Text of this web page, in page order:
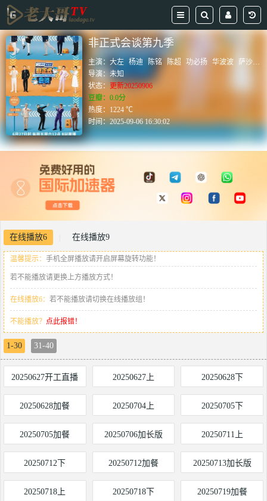
非正式会谈第九季
主演：大左 杨迪 陈铭 陈超 功必扬 华波波 萨沙
钟
导演：未知
状态： 更新20250906
豆瓣：0.0分
热度：1224 ℃
时间：2025-09-06 16:30:02
在线播放6 在线播放9
温馨提示： 手机全屏播放请开启屏幕旋转功能！
若不能播放请更换上方播放方式！
在线播放6： 若不能播放请切换在线播放组！
不能播放？ 点此报错！
1-30 31-40
20250627开工直播 20250627上 20250628下
20250628加餐 20250704上 20250705下
20250705加餐 20250706加长版 20250711上
20250712下 20250712加餐 20250713加长版
20250718上 20250718下 20250719加餐